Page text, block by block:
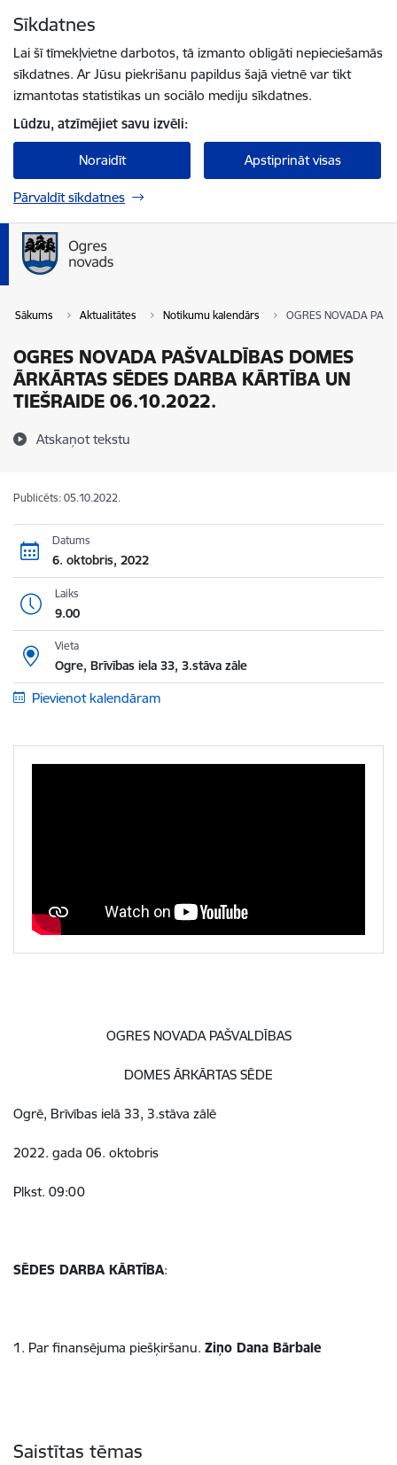
Sīkdatnes
Lai šī tīmekļvietne darbotos, tā izmanto obligāti nepieciešamās
sīkdatnes. Ar Jūsu piekrišanu papildus šajā vietnē var tikt
izmantotas statistikas un sociālo mediju sīkdatnes.
Lūdzu, atzīmējiet savu izvēli:
Noraidīt Apstiprināt visas
Pārvaldīt sīkdatnes
Sākums Aktualitātes Notikumu kalendārs OGRES NOVADA
OGRES NOVADA PAŠVALDĪBAS DOMES
ĀRKĀRTAS SĒDES DARBA KĀRTĪBA UN
TIEŠRAIDE 06.10.2022.
Atskaņot tekstu
Publicēts: 05.10.2022.
Datums
6. oktobris, 2022
Laiks
9.00
Vieta
Ogre, Brīvības iela 33, 3.stāva zāle
Pievienot kalendāram
OGRES NOVADA PAŠVALDĪBAS
DOMES ĀRKĀRTAS SĒDE
Ogrē, Brīvības ielā 33, 3.stāva zālē
2022. gada 06. oktobris
Plkst. 09:00
SĒDES DARBA KĀRTĪBA:
1. Par finansējuma piešķiršanu. Ziņo Dana Bārbale
Saistītas tēmas